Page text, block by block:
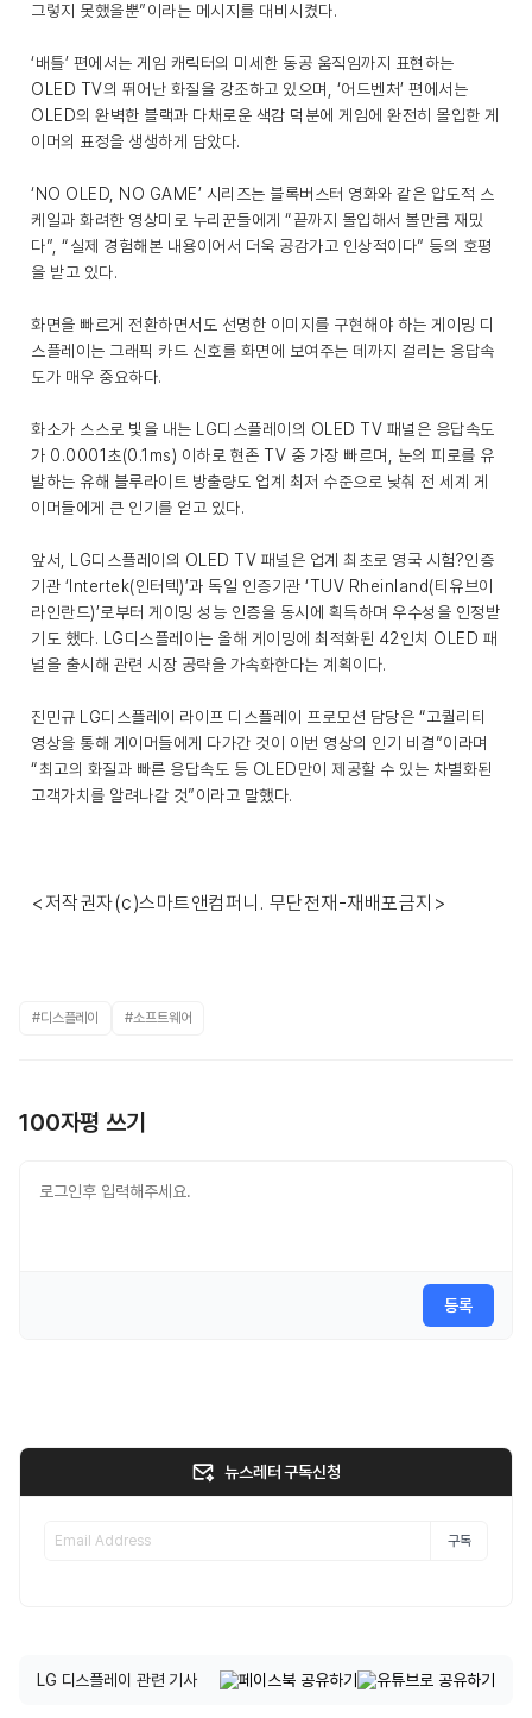
그렇지 못했을뿐”이라는 메시지를 대비시켰다.
‘배틀’ 편에서는 게임 캐릭터의 미세한 동공 움직임까지 표현하는
OLED TV의 뛰어난 화질을 강조하고 있으며, ‘어드벤처’ 편에서는
OLED의 완벽한 블랙과 다채로운 색감 덕분에 게임에 완전히 몰입한 게
이머의 표정을 생생하게 담았다.
‘NO OLED, NO GAME’ 시리즈는 블록버스터 영화와 같은 압도적 스
케일과 화려한 영상미로 누리꾼들에게 “끝까지 몰입해서 볼만큼 재밌
다”, “실제 경험해본 내용이어서 더욱 공감가고 인상적이다” 등의 호평
을 받고 있다.
화면을 빠르게 전환하면서도 선명한 이미지를 구현해야 하는 게이밍 디
스플레이는 그래픽 카드 신호를 화면에 보여주는 데까지 걸리는 응답속
도가 매우 중요하다.
화소가 스스로 빛을 내는 LG디스플레이의 OLED TV 패널은 응답속도
가 0.0001초(0.1ms) 이하로 현존 TV 중 가장 빠르며, 눈의 피로를 유
발하는 유해 블루라이트 방출량도 업계 최저 수준으로 낮춰 전 세계 게
이머들에게 큰 인기를 얻고 있다.
앞서, LG디스플레이의 OLED TV 패널은 업계 최초로 영국 시험?인증
기관 ‘Intertek(인터텍)’과 독일 인증기관 ‘TUV Rheinland(티유브이
라인란드)’로부터 게이밍 성능 인증을 동시에 획득하며 우수성을 인정받
기도 했다. LG디스플레이는 올해 게이밍에 최적화된 42인치 OLED 패
널을 출시해 관련 시장 공략을 가속화한다는 계획이다.
진민규 LG디스플레이 라이프 디스플레이 프로모션 담당은 “고퀄리티
영상을 통해 게이머들에게 다가간 것이 이번 영상의 인기 비결”이라며
“최고의 화질과 빠른 응답속도 등 OLED만이 제공할 수 있는 차별화된
고객가치를 알려나갈 것”이라고 말했다.
<저작권자(c)스마트앤컴퍼니. 무단전재-재배포금지>
#디스플레이 #소프트웨어
100자평 쓰기
등록
뉴스레터 구독신청
구독
LG 디스플레이 관련 기사